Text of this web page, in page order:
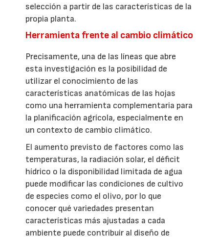
selección a partir de las características de la
propia planta.
Herramienta frente al cambio climático
Precisamente, una de las líneas que abre
esta investigación es la posibilidad de
utilizar el conocimiento de las
características anatómicas de las hojas
como una herramienta complementaria para
la planificación agrícola, especialmente en
un contexto de cambio climático.
El aumento previsto de factores como las
temperaturas, la radiación solar, el déficit
hídrico o la disponibilidad limitada de agua
puede modificar las condiciones de cultivo
de especies como el olivo, por lo que
conocer qué variedades presentan
características más ajustadas a cada
ambiente puede contribuir al diseño de